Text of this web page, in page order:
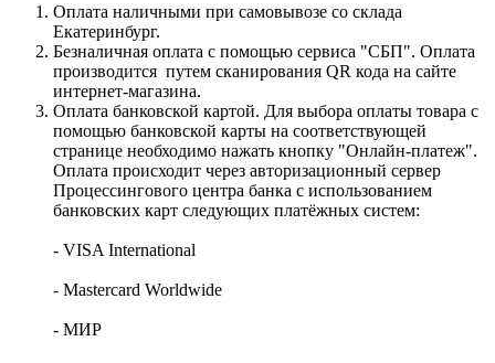
Оплата наличными при самовывозе со склада
Екатеринбург.
Безналичная оплата с помощью сервиса "СБП". Оплата
производится путем сканирования QR кода на сайте
интернет-магазина.
Оплата банковской картой. Для выбора оплаты товара с
помощью банковской карты на соответствующей
странице необходимо нажать кнопку "Онлайн-платеж".
Оплата происходит через авторизационный сервер
Процессингового центра банка с использованием
банковских карт следующих платёжных систем:
- VISA International
- Mastercard Worldwide
- МИР